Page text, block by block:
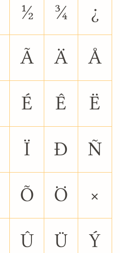
½ ¾ ¿
Ã Ä Å
É Ê Ë
Ï Ð Ñ
Õ Ö ×
Û Ü Ý